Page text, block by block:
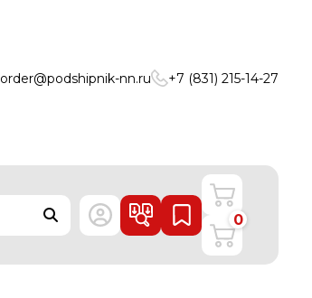
order@podshipnik-nn.ru +7 (831) 215-14-27
0